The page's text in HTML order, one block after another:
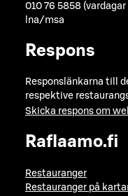
010 76 5858 (vardagar
lna/msa
Respons
Responslänkarna till
respektive
Skicka respons om
Raflaamo.fi
Restauranger
Restauranger på